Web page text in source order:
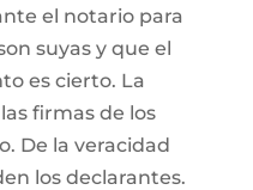
el notario para
suyas y que el
es cierto. La
firmas de los
De la veracidad
los declarantes.